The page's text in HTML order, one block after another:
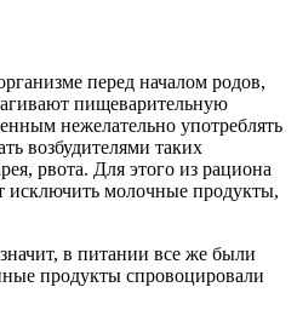
перед началом родов,
пищеварительную
нежелательно употреблять
возбудителями таких
рвота. Для этого из рациона
исключить молочные продукты,
в питании все же были
продукты спровоцировали